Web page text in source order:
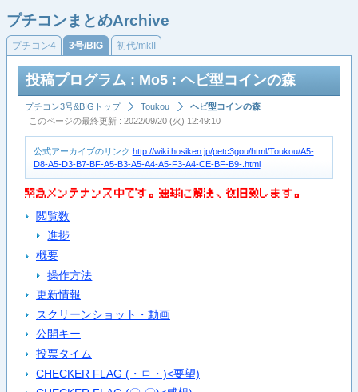
プチコンまとめArchive
プチコン4 3号/BIG 初代/mkII
投稿プログラム : Mo5 : ヘビ型コインの森
プチコン3号&BIGトップ Toukou
ヘビ型コインの森
このページの最終更新 : 2022/09/20 (火) 12:49:10
公式アーカイブのリンク:http://wiki.hosiken.jp/petc3gou/html/Toukou/A5-
D8-A5-D3-B7-BF-A5-B3-A5-A4-A5-F3-A4-CE-BF-B9-.html
緊​急​メ​ン​テ​ナ​ン​ス​中​で​す​。​速​球​に​解​決​、​復​旧​致​し​ま​す​。
閲覧数
進捗
概要
操作方法
更新情報
スクリーンショット・動画
公開キー
投票タイム
CHECKER FLAG (・ㅁ・)<要望)